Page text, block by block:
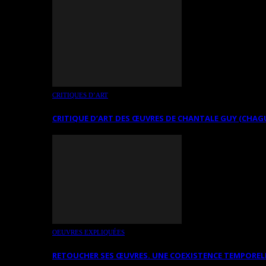
CRITIQUES D’ART
CRITIQUE D’ART DES ŒUVRES DE CHANTALE GUY
OEUVRES EXPLIQUÉES
RETOUCHER SES ŒUVRES. UNE COEXISTENCE